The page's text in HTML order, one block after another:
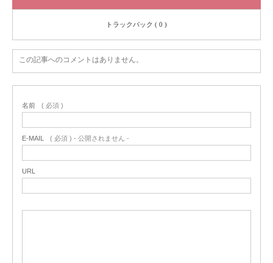
トラックバック ( 0 )
この記事へのコメントはありません。
名前 ( 必須 )
E-MAIL ( 必須 ) - 公開されません -
URL